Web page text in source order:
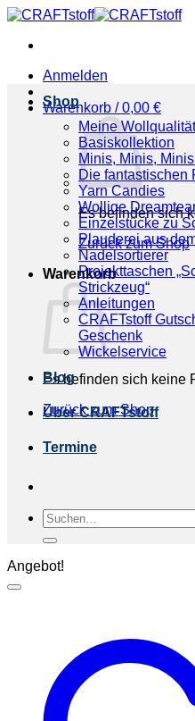
Zum
springen
Anmelden
Warenkorb /0,00 €
Es befinden sich
Zurück zum Shop
Warenkorb
Es befinden sich keine
Zurück zum Shop
Shop
Meine
Basiskollektion
Minis, Minis,
Die fantastischen
Yarn Candies
Wollige
Einzelstücke zu
Plauderei aus
Nadelsortierer
Projekttaschen
Strickzeug“
Anleitungen
CRAFTstoff
Geschenk
Wickelservice
Blog
Über CRAFTstoff
Termine
Suchen
nach:
Angebot!